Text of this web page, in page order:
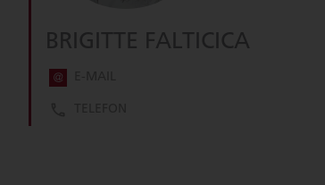
BRIGITTE FALTICICA